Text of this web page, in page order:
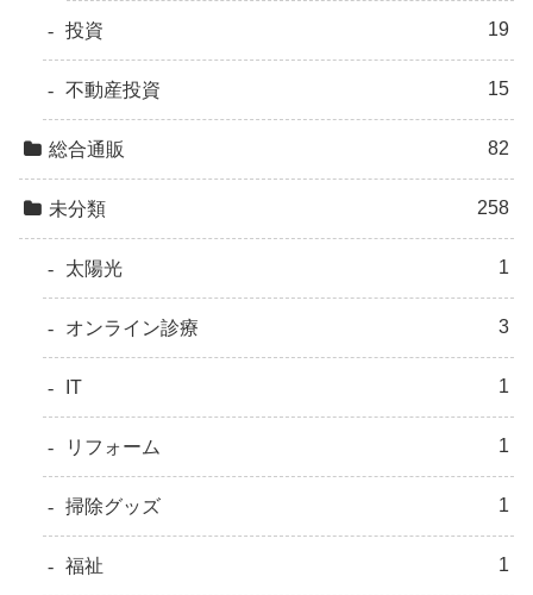
投資 19
不動産投資 15
総合通販 82
未分類 258
太陽光 1
オンライン診療 3
IT 1
リフォーム 1
掃除グッズ 1
福祉 1